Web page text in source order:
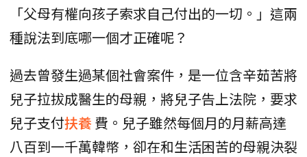
「父母有權向孩子索求自己付出的一切。」這兩
種說法到底哪一個才正確呢？
過去曾發生過某個社會案件，是一位含辛茹苦將
兒子拉拔成醫生的母親，將兒子告上法院，要求
兒子支付扶養費。兒子雖然每個月的月薪高達
八百到一千萬韓幣，卻在和生活困苦的母親決裂